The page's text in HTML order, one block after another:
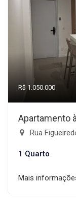
R$ 1.050.000
Apartamento
Rua Figueiredo
1 Quarto
Mais